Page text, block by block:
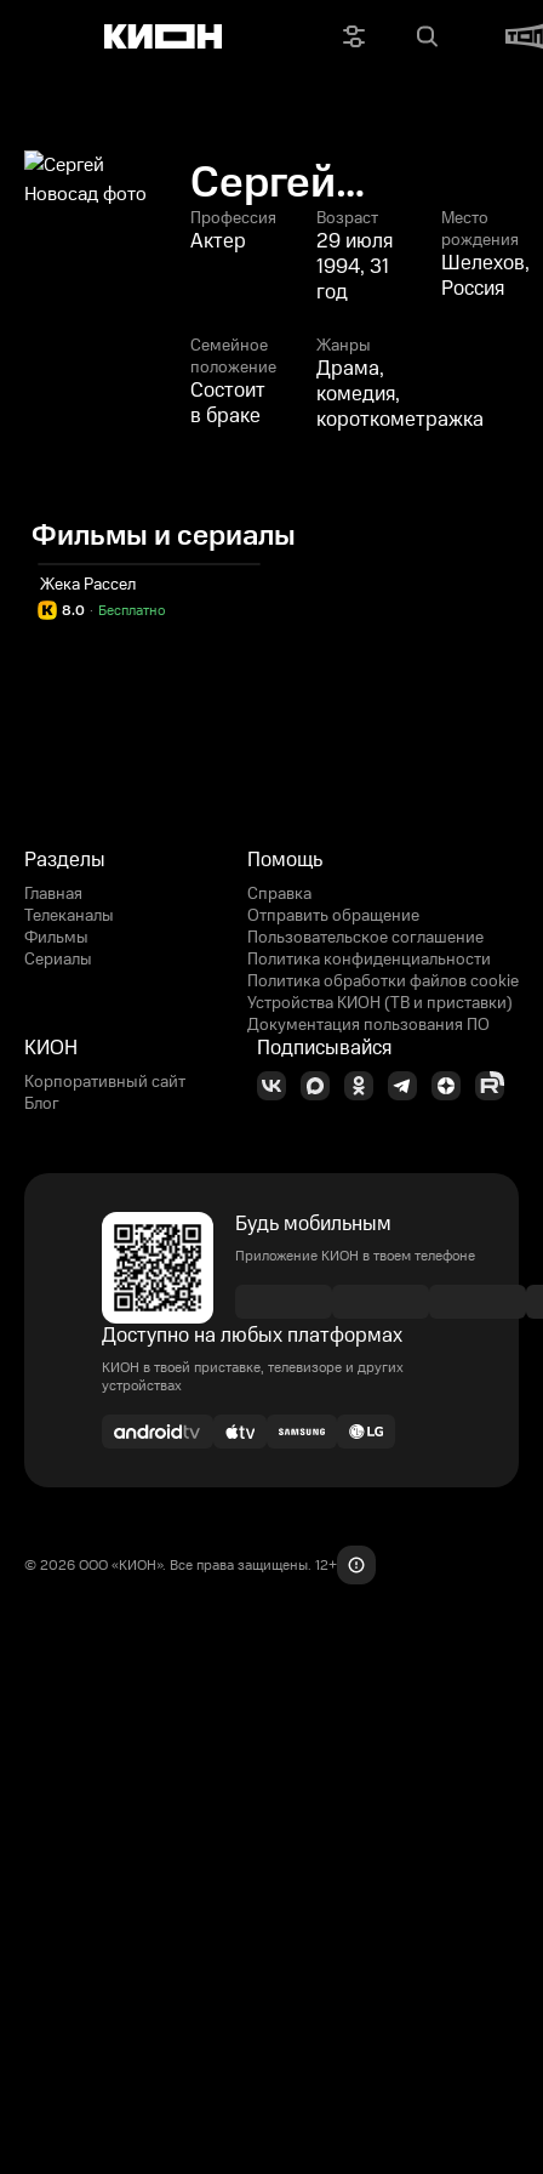
Сергей
Новосад
Профессия
Актер
Возраст
29 июля
1994, 31
год
Место
рождения
Шелехов,
Россия
Семейное
положение
Состоит
в браке
Жанры
Драма,
комедия,
короткометражка
Фильмы и сериалы
Жека Рассел
8.0 Бесплатно
·
Разделы
Главная
Телеканалы
Фильмы
Сериалы
Помощь
Справка
Отправить обращение
Пользовательское соглашение
Политика конфиденциальности
Политика обработки файлов cookie
Устройства КИОН (ТВ и приставки)
Документация пользования ПО
КИОН
Корпоративный сайт
Блог
Подписывайся
Будь мобильным
Приложение КИОН в твоем телефоне
Доступно на любых платформах
КИОН в твоей приставке, телевизоре и других
устройствах
© 2026 ООО «КИОН». Все права защищены. 12+